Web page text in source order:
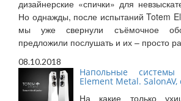
дизайнерские «спички» для
Но однажды, после испытаний Totem
мы уже свернули съёмочное
предложили послушать и их – просто
08.10.2018
Напольные
Element Metal. SalonAV,
На какие только